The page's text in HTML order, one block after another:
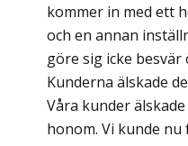
kommer in med ett
och en annan
göre sig icke
Kunderna älskade
Våra kunder
honom. Vi kunde